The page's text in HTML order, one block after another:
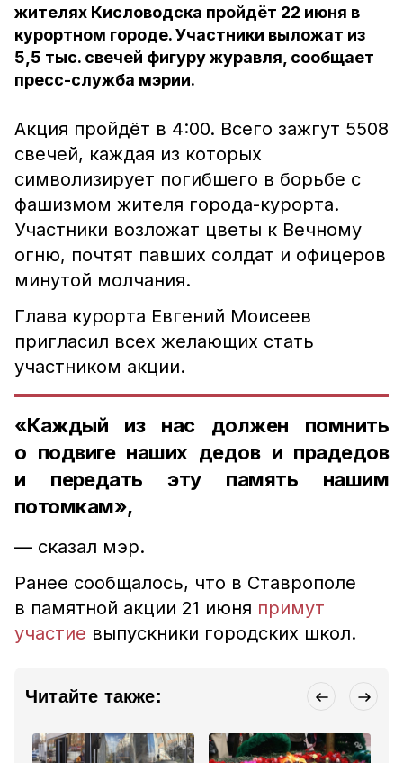
жителях Кисловодска пройдёт 22 июня в
курортном городе. Участники выложат из
5,5 тыс. свечей фигуру журавля, сообщает
пресс-служба мэрии.
Акция пройдёт в 4:00. Всего зажгут 5508
свечей, каждая из которых
символизирует погибшего в борьбе с
фашизмом жителя города-курорта.
Участники возложат цветы к Вечному
огню, почтят павших солдат и офицеров
минутой молчания.
Глава курорта Евгений Моисеев
пригласил всех желающих стать
участником акции.
«Каждый из нас должен помнить
о подвиге наших дедов и прадедов
и передать эту память нашим
потомкам»,
— сказал мэр.
Ранее сообщалось, что в Ставрополе
в памятной акции 21 июня примут
участие выпускники городских школ.
Читайте также: